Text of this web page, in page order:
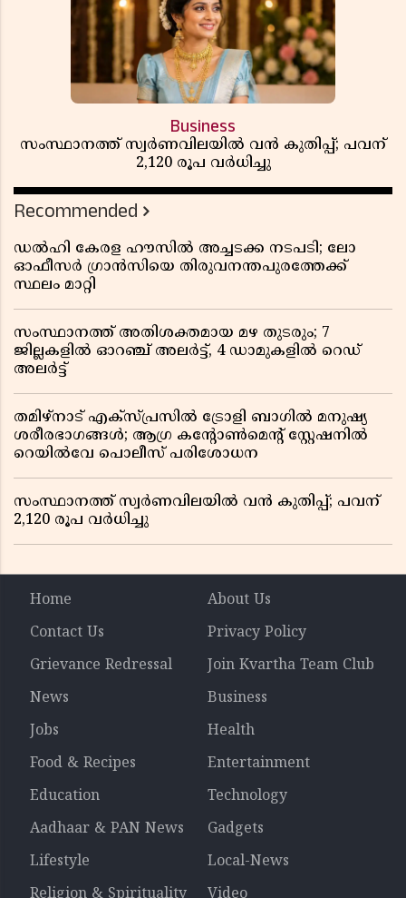
Business
സംസ്ഥാനത്ത് സ്വര്‍ണവിലയില്‍ വന്‍ കുതിപ്പ്; പവന്
2,120 രൂപ വര്‍ധിച്ചു
Recommended
ഡൽഹി കേരള ഹൗസിൽ അച്ചടക്ക നടപടി; ലോ
ഓഫീസർ ഗ്രാൻസിയെ തിരുവനന്തപുരത്തേക്ക്
സ്ഥലം മാറ്റി
സംസ്ഥാനത്ത് അതിശക്തമായ മഴ തുടരും; 7
ജില്ലകളിൽ ഓറഞ്ച് അലർട്ട്, 4 ഡാമുകളിൽ റെഡ്
അലർട്ട്
തമിഴ്‌നാട് എക്സ്പ്രസിൽ ട്രോളി ബാഗിൽ മനുഷ്യ
ശരീരഭാഗങ്ങൾ; ആഗ്ര കൻ്റോൺമെൻ്റ് സ്റ്റേഷനിൽ
റെയിൽവേ പൊലീസ് പരിശോധന
സംസ്ഥാനത്ത് സ്വര്‍ണവിലയില്‍ വന്‍ കുതിപ്പ്; പവന്
2,120 രൂപ വര്‍ധിച്ചു
Home
About Us
Contact Us
Privacy Policy
Grievance Redressal
Join Kvartha Team Club
News
Business
Jobs
Health
Food & Recipes
Entertainment
Education
Technology
Aadhaar & PAN News
Gadgets
Lifestyle
Local-News
Religion & Spirituality
Video